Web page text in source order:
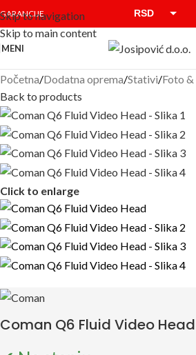
Skip to navigation
Skip to main content
GARANCIJE RSD
MENI
Početna/Dodatna oprema/Stativi/Foto
Back to products
Click to enlarge
Coman Q6 Fluid Video Head